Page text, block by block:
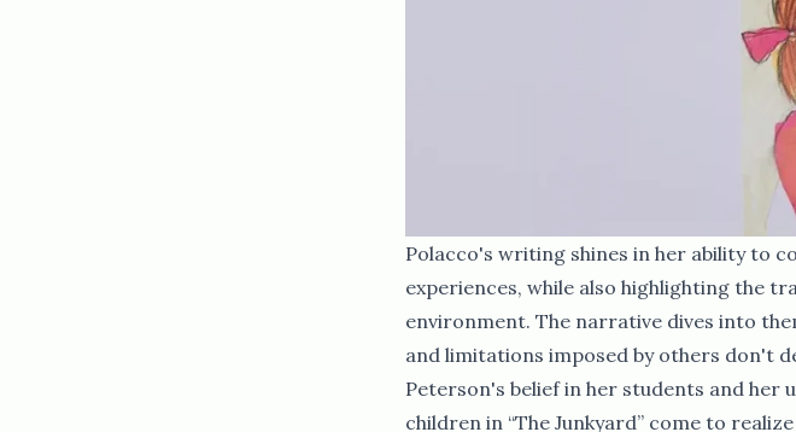
Polacco's writing shines in her ability to
experiences, while also highlighting the
environment. The narrative dives into
and limitations imposed by others don't
Peterson's belief in her students and her
children in “The Junkyard” come to